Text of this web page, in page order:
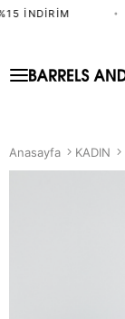
İNDIRIM
Anasayfa KADIN